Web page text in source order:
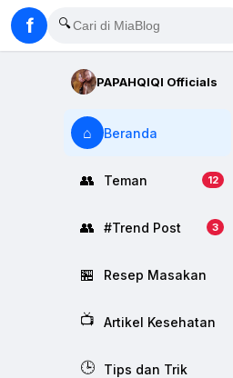
f 🔍
PAPAHQIQI Officials
⌂ Beranda
👥 Teman 12
👥 #Trend Post 3
🏪 Resep Masakan
📺 Artikel Kesehatan
🕒 Tips dan Trik